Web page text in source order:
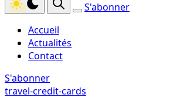
S'abonner
Accueil
Actualités
Contact
S'abonner
travel-credit-cards